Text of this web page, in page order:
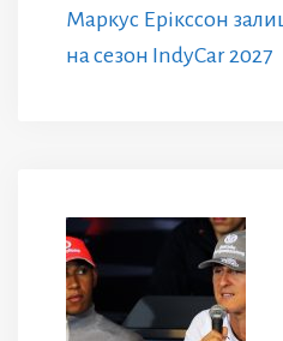
Маркус Ерікссон
на сезон IndyCar 2027